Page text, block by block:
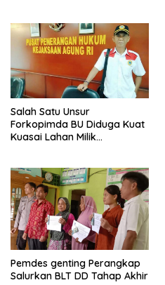
Salah Satu Unsur
Forkopimda BU Diduga Kuat
Kuasai Lahan Milik
Pemdes genting Perangkap
Salurkan BLT DD Tahap Akhir